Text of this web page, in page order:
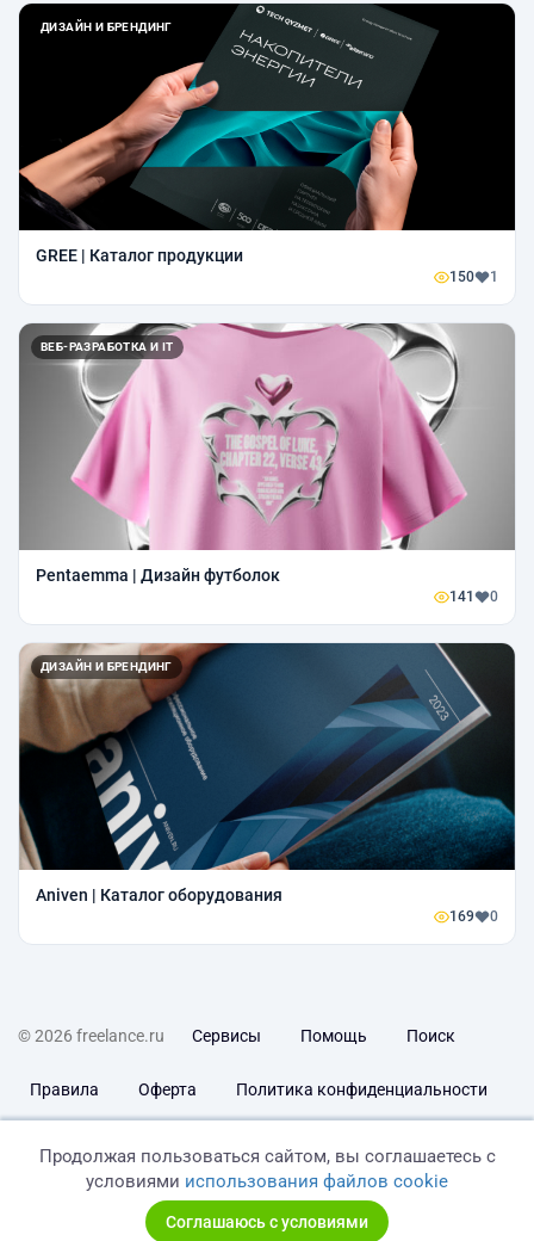
ДИЗАЙН И БРЕНДИНГ
GREE | Каталог продукции
150 1
ВЕБ-РАЗРАБОТКА И IT
Pentaemma | Дизайн футболок
141 0
ДИЗАЙН И БРЕНДИНГ
Aniven | Каталог оборудования
169 0
© 2026 freelance.ru Сервисы Помощь Поиск
Правила Оферта Политика конфиденциальности
Продолжая пользоваться сайтом, вы соглашаетесь с
условиями использования файлов cookie
Соглашаюсь с условиями